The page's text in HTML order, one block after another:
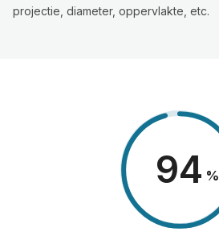
projectie, diameter, oppervlakte, etc.
98 %